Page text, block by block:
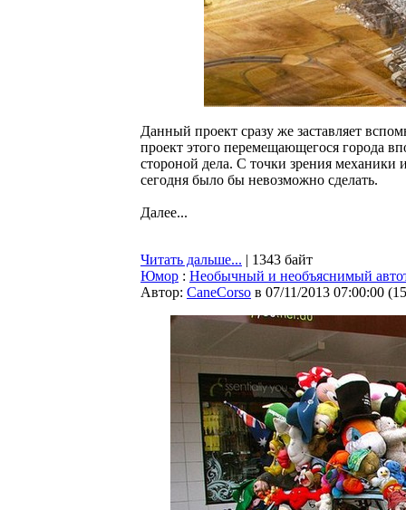
Данный проект сразу же заставляет
проект этого перемещающегося города
стороной дела. С точки зрения механики
сегодня было бы невозможно сделать.
Далее...
Читать дальше... | 1343 байт
Юмор : Необычный и необъяснимый
Автор: CaneCorso в 07/11/2013 07:00:00 (